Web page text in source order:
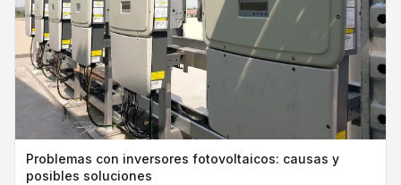
Problemas con inversores fotovoltaicos: causas y
posibles soluciones